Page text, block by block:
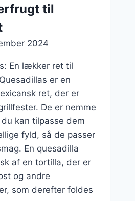
til
2024
En lækker ret til
er en
ret, der er
De er nemme
kan tilpasse dem
fyld, så de passer
En quesadilla
af en tortilla, der er
og andre
som derefter foldes